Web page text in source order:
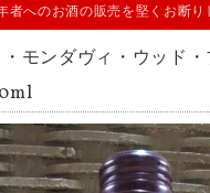
者へのお酒の販売を堅くお断り
モンダヴィ・ウッド・